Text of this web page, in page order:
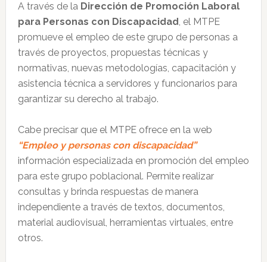
A través de la Dirección de Promoción Laboral
para Personas con Discapacidad, el MTPE
promueve el empleo de este grupo de personas a
través de proyectos, propuestas técnicas y
normativas, nuevas metodologías, capacitación y
asistencia técnica a servidores y funcionarios para
garantizar su derecho al trabajo.
Cabe precisar que el MTPE ofrece en la web
“Empleo y personas con discapacidad”
información especializada en promoción del empleo
para este grupo poblacional. Permite realizar
consultas y brinda respuestas de manera
independiente a través de textos, documentos,
material audiovisual, herramientas virtuales, entre
otros.